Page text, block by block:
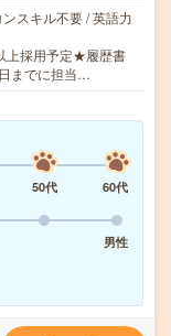
スキル不要 / 英語力
上採用予定★履歴書
までに担当…
50代
60代
男性